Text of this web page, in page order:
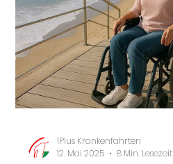
1Plus Krankenfahrten
12. Mai 2025
8 Min. Lesezeit